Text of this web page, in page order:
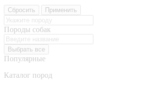
Сбросить Применить
Породы собак
Выбрать все
Популярные
Каталог пород